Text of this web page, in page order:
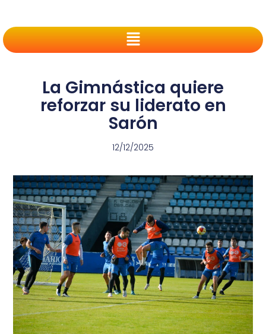
La Gimnástica quiere
reforzar su liderato en
Sarón
12/12/2025